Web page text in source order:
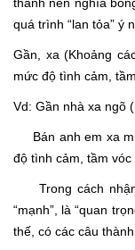
quá trình “lan tỏa” ý
Gần, xa (Khoảng
mức độ tình cảm,
Vd: Gần nhà xa ngõ
Bán anh em xa
độ tình cảm, tầm vóc
Trong cách nhận
“mạnh”, là “quan
thế, có các câu